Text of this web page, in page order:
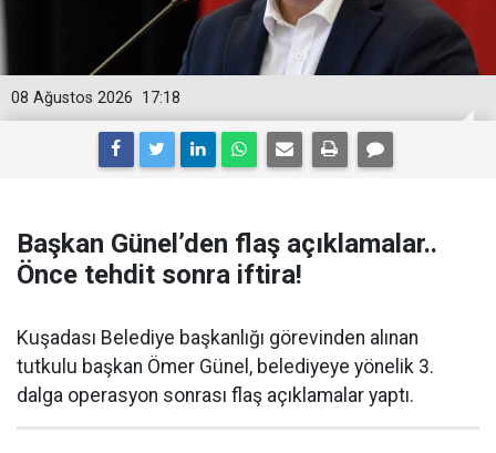
17:18
08 Ağustos 2026
Başkan Günel’den flaş açıklamalar..
Önce tehdit sonra iftira!
Kuşadası Belediye başkanlığı görevinden alınan
tutkulu başkan Ömer Günel, belediyeye yönelik 3.
dalga operasyon sonrası flaş açıklamalar yaptı.